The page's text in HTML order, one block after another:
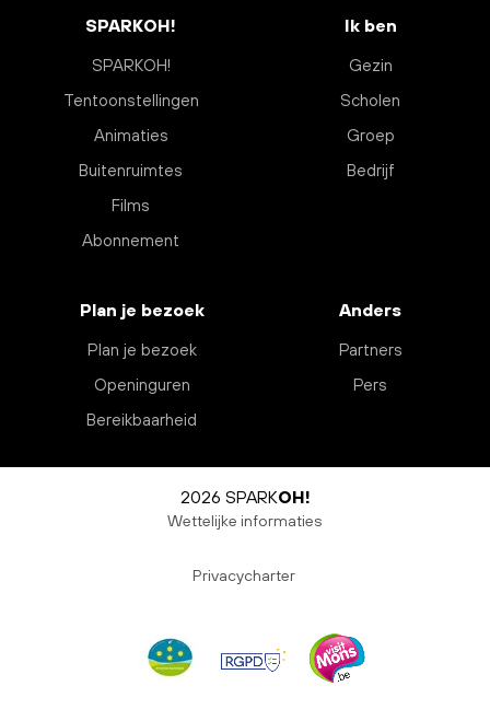
SPARKOH!
SPARKOH!
Tentoonstellingen
Animaties
Buitenruimtes
Films
Abonnement
Ik ben
Gezin
Scholen
Groep
Bedrijf
Plan je bezoek
Plan je bezoek
Openinguren
Bereikbaarheid
Anders
Partners
Pers
2026 SPARKOH!
Wettelijke informaties
Privacycharter